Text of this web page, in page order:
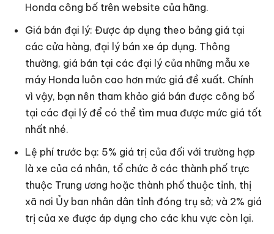
Honda công bố trên website của hãng.
Giá bán đại lý: Được áp dụng theo bảng giá tại
các cửa hàng, đại lý bán xe áp dụng. Thông
thường, giá bán tại các đại lý của những mẫu xe
máy Honda luôn cao hơn mức giá đề xuất. Chính
vì vậy, bạn nên tham khảo giá bán được công bố
tại các đại lý để có thể tìm mua được mức giá tốt
nhất nhé.
Lệ phí trước bạ: 5% giá trị của đối với trường hợp
là xe của cá nhân, tổ chức ở các thành phố trực
thuộc Trung ương hoặc thành phố thuộc tỉnh, thị
xã nơi Ủy ban nhân dân tỉnh đóng trụ sở; và 2% giá
trị của xe được áp dụng cho các khu vực còn lại.